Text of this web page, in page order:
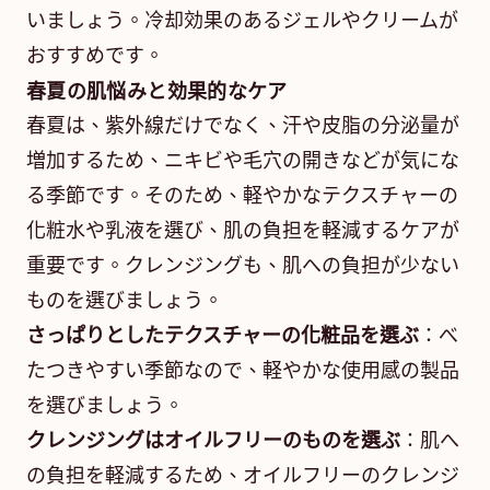
いましょう。冷却効果のあるジェルやクリームが
おすすめです。
春夏の肌悩みと効果的なケア
春夏は、紫外線だけでなく、汗や皮脂の分泌量が
増加するため、ニキビや毛穴の開きなどが気にな
る季節です。そのため、軽やかなテクスチャーの
化粧水や乳液を選び、肌の負担を軽減するケアが
重要です。クレンジングも、肌への負担が少ない
ものを選びましょう。
さっぱりとしたテクスチャーの化粧品を選ぶ ：べ
たつきやすい季節なので、軽やかな使用感の製品
を選びましょう。
クレンジングはオイルフリーのものを選ぶ ：肌へ
の負担を軽減するため、オイルフリーのクレンジ